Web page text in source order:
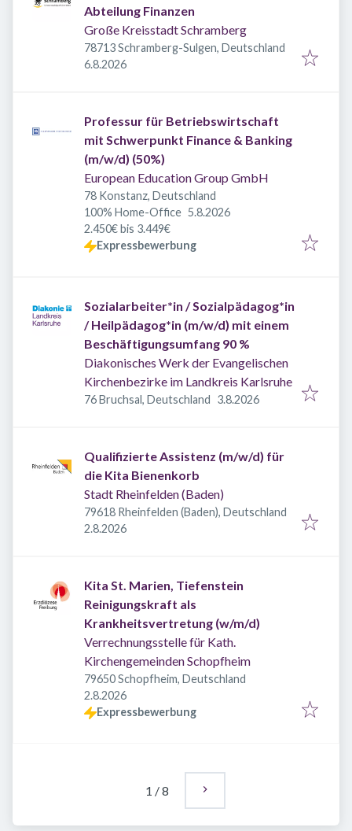
Abteilung Finanzen
Große Kreisstadt Schramberg
78713 Schramberg-Sulgen, Deutschland
Veröffentlicht
6.8.2026
Professur für Betriebswirtschaft
mit Schwerpunkt Finance & Banking
(m/w/d) (50%)
European Education Group GmbH
78 Konstanz, Deutschland
100% Home-Office Veröffentlicht
5.8.2026
2.450€ bis 3.449€
Expressbewerbung
Sozialarbeiter*in / Sozialpädagog*in
/ Heilpädagog*in (m/w/d) mit einem
Beschäftigungsumfang 90 %
Diakonisches Werk der Evangelischen
Kirchenbezirke im Landkreis Karlsruhe
76 Bruchsal, Deutschland Veröffentlicht
3.8.2026
Qualifizierte Assistenz (m/w/d) für
die Kita Bienenkorb
Stadt Rheinfelden (Baden)
79618 Rheinfelden (Baden), Deutschland
Veröffentlicht
2.8.2026
Kita St. Marien, Tiefenstein
Reinigungskraft als
Krankheitsvertretung (w/m/d)
Verrechnungsstelle für Kath.
Kirchengemeinden Schopfheim
79650 Schopfheim, Deutschland
Veröffentlicht
2.8.2026
Expressbewerbung
1 /8